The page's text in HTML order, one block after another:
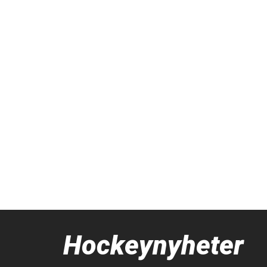
Hockeynyheter